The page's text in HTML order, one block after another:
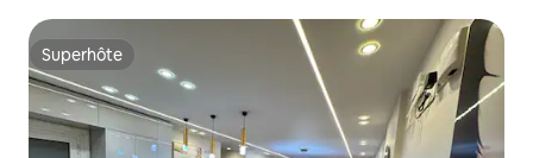
Superhôte
Superhôte